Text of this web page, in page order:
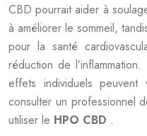
CBD pourrait aider à
à améliorer le sommeil,
pour la santé
réduction de
effets individuels
consulter un professionnel
utiliser le HPO CBD .